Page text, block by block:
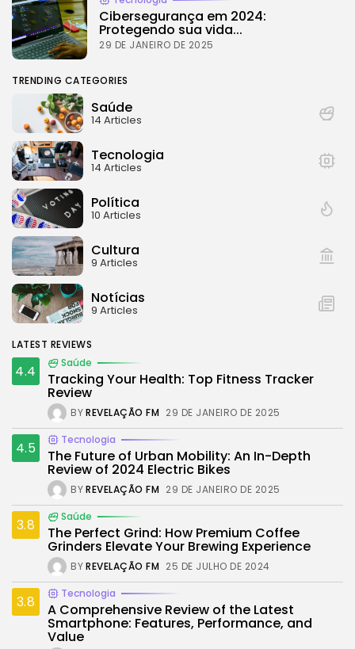
Cibersegurança em 2024:
Protegendo sua vida...
29 DE JANEIRO DE 2025
TRENDING CATEGORIES
Saúde
14 Articles
Tecnologia
14 Articles
Política
10 Articles
Cultura
9 Articles
Notícias
9 Articles
LATEST REVIEWS
4.4 Saúde
Tracking Your Health: Top Fitness Tracker
Review
BYREVELAÇÃO FM 29 DE JANEIRO DE 2025
4.5 Tecnologia
The Future of Urban Mobility: An In-Depth
Review of 2024 Electric Bikes
BYREVELAÇÃO FM 29 DE JANEIRO DE 2025
3.8 Saúde
The Perfect Grind: How Premium Coffee
Grinders Elevate Your Brewing Experience
BYREVELAÇÃO FM 25 DE JULHO DE 2024
3.8 Tecnologia
A Comprehensive Review of the Latest
Smartphone: Features, Performance, and
Value